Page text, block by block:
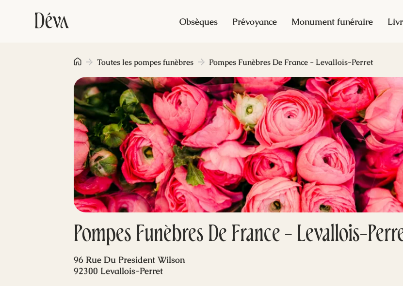
Obsèques Prévoyance Monument funéraire
Pompes Funèbres De France - Levallois-
Toutes les pompes funèbres Pompes Funèbres De France - Levallois-Perret
96 Rue Du President Wilson
92300 Levallois-Perret